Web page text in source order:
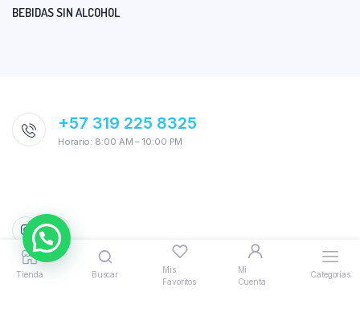
Tienda Buscar
Mis
Favoritos
Mi
Cuenta
Categorías
BEBIDAS SIN ALCOHOL
+57 319 225 8325
Horario: 8:00 AM – 10:00 PM